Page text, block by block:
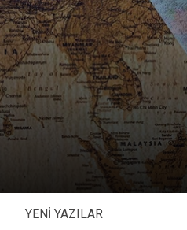
YENI YAZILAR